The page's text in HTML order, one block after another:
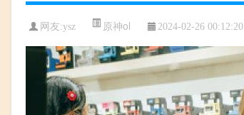
网友:ysz 原神ol 2024-02-26 00:12:20